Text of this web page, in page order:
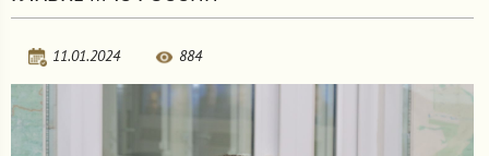
11.01.2024 884